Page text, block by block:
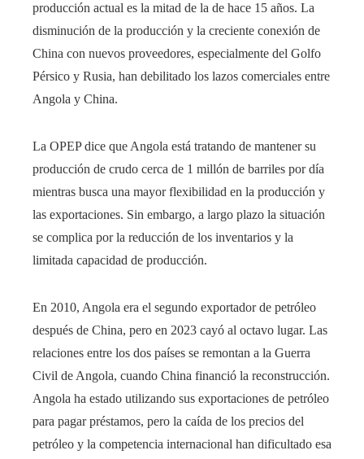
producción actual es la mitad de la de hace 15 años. La
disminución de la producción y la creciente conexión de
China con nuevos proveedores, especialmente del Golfo
Pérsico y Rusia, han debilitado los lazos comerciales entre
Angola y China.
La OPEP dice que Angola está tratando de mantener su
producción de crudo cerca de 1 millón de barriles por día
mientras busca una mayor flexibilidad en la producción y
las exportaciones. Sin embargo, a largo plazo la situación
se complica por la reducción de los inventarios y la
limitada capacidad de producción.
En 2010, Angola era el segundo exportador de petróleo
después de China, pero en 2023 cayó al octavo lugar. Las
relaciones entre los dos países se remontan a la Guerra
Civil de Angola, cuando China financió la reconstrucción.
Angola ha estado utilizando sus exportaciones de petróleo
para pagar préstamos, pero la caída de los precios del
petróleo y la competencia internacional han dificultado esa